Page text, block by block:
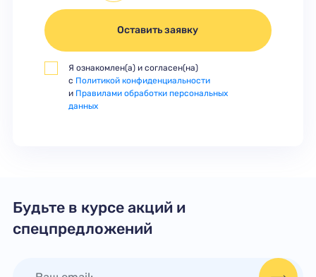
Оставить заявку
Я ознакомлен(а) и согласен(на)
с Политикой конфиденциальности
и Правилами обработки персональных
данных
Будьте в курсе акций и
спецпредложений